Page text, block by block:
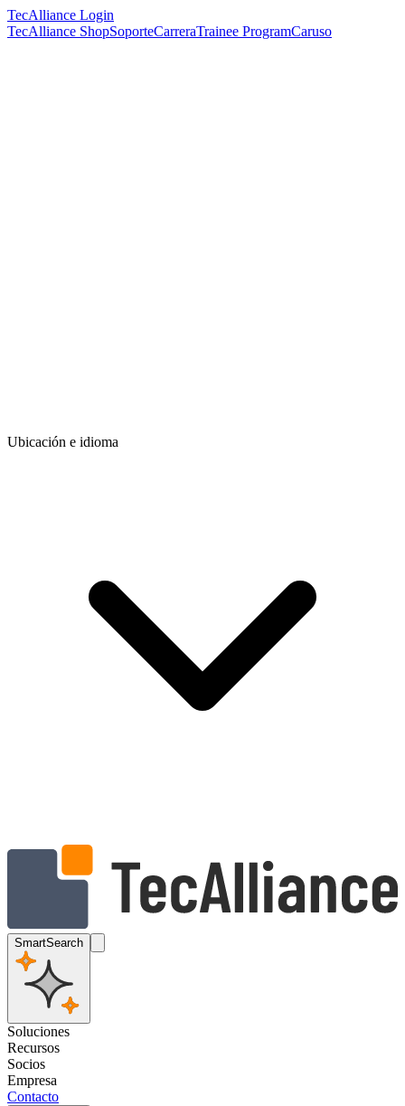
TecAlliance Login
TecAlliance ShopSoporteCarreraTrainee ProgramCaruso
Ubicación e idioma
SmartSearch
Soluciones
Recursos
Socios
Empresa
Contacto